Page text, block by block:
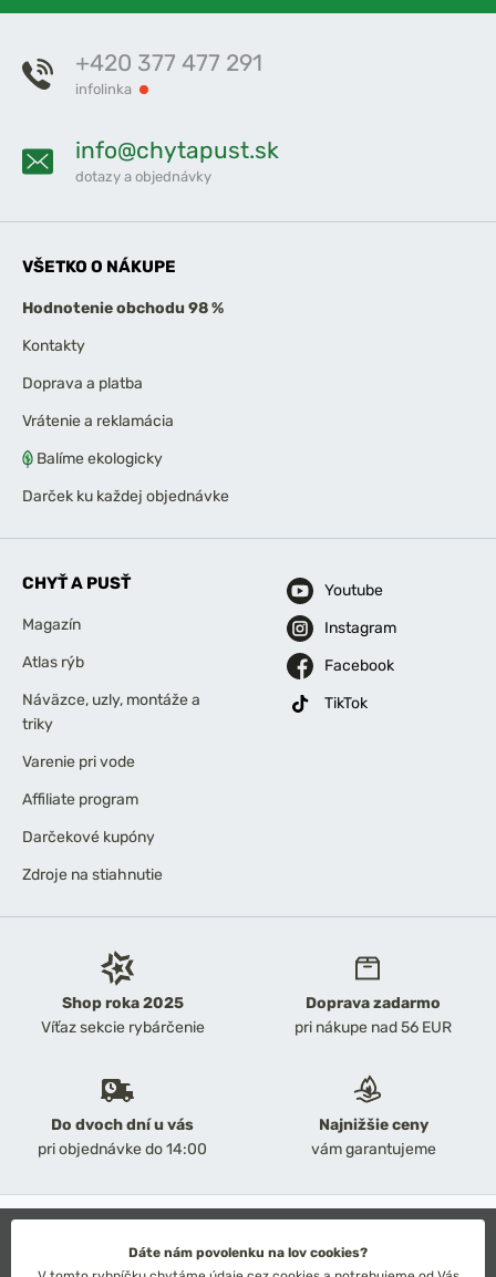
Shop roka 2025
Víťaz sekcie rybárčenie
Doprava zadarmo
pri nákupe nad 56 EUR
Do dvoch dní u vás
pri objednávke do 14:00
Najnižšie ceny
vám garantujeme
+420 377 477 291
infolinka
info@chytapust.sk
dotazy a objednávky
VŠETKO O NÁKUPE
Hodnotenie obchodu 98 %
Kontakty
Doprava a platba
Vrátenie a reklamácia
Balíme ekologicky
Darček ku každej objednávke
CHYŤ A PUSŤ
Magazín
Atlas rýb
Náväzce, uzly, montáže a
triky
Varenie pri vode
Affiliate program
Darčekové kupóny
Zdroje na stiahnutie
Youtube
Instagram
Facebook
TikTok
Obchodné podmienky
Ochrana osobných údajov
Dáte nám povolenku na lov cookies?